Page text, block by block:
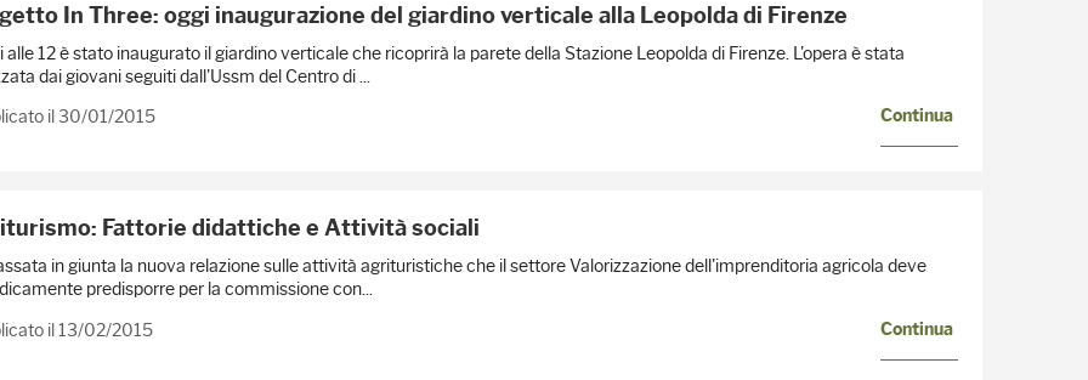
In Three: oggi inaugurazione del giardino verticale alla Leopolda di Firenze
alle 12 è stato inaugurato il giardino verticale che ricoprirà la parete della Stazione Leopolda di Firenze. L'opera è stata
dai giovani seguiti dall'Ussm del Centro di ...
il 30/01/2015
Continua
Fattorie didattiche e Attività sociali
in giunta la nuova relazione sulle attività agrituristiche che il settore Valorizzazione dell'imprenditoria agricola deve
predisporre per la commissione con...
il 13/02/2015
Continua